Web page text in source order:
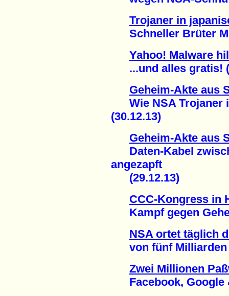
Trojaner in
Schneller Brüter
Yahoo! Malware
...und alles gratis!
Geheim-Akte aus
Wie NSA Trojaner
(30.12.13)
Geheim-Akte aus
Daten-Kabel
angezapft
(29.12.13)
CCC-Kongress in
Kampf gegen
NSA ortet täglich
von fünf Milliarden
Zwei Millionen
Facebook, Google